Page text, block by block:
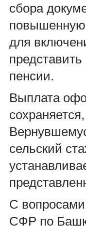
сбора
повышенную
для
пенсии.
Выплата
сельский
С
СФР по